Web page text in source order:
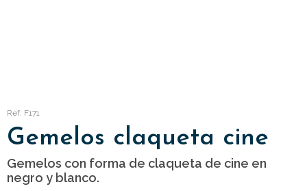
Ref: F171
Gemelos claqueta cine
Gemelos con forma de claqueta de cine en
negro y blanco.